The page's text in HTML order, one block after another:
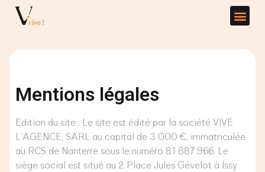
Mentions légales
Edition du site : Le site est édité par la société VIVE
L’AGENCE, SARL au capital de 3 000 €, immatriculée
au RCS de Nanterre sous le numéro 81 887 966. Le
siège social est situé au 2 Place Jules Gévelot à Issy